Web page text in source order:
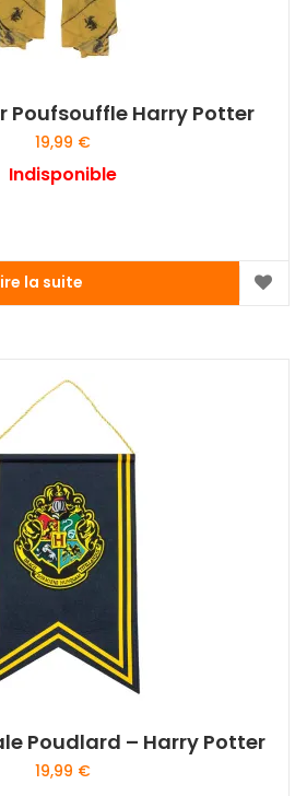
Poufsouffle Harry Potter
19,99 €
Indisponible
la suite
Poudlard – Harry Potter
19,99 €